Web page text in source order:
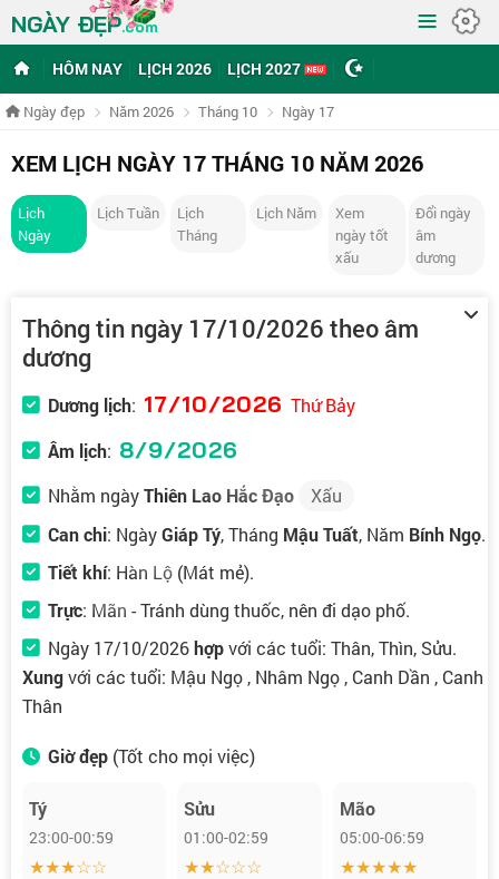
NGÀY ĐẸP.com ≡
HÔM NAY LỊCH 2026 LỊCH 2027
Ngày đẹp Năm 2026 Tháng 10 Ngày 17
XEM LỊCH NGÀY 17 THÁNG 10 NĂM 2026
Lịch
Ngày
Lịch Tuần
Lịch
Tháng
Lịch Năm
Xem
ngày tốt
xấu
Đổi ngày
âm
dương
Thông tin ngày 17/10/2026 theo âm
dương
Dương lịch: 17/10/2026 Thứ Bảy
Âm lịch: 8/9/2026
Nhằm ngàyThiên Lao Hắc Đạo
Xấu
Can chi: NgàyGiáp Tý, Tháng Mậu Tuất, Năm Bính Ngọ.
Tiết khí: Hàn Lộ (Mát mẻ).
Trực: Mãn - Tránh dùng thuốc, nên đi dạo phố.
Ngày 17/10/2026hợpvới các tuổi: Thân, Thìn, Sửu.
Xungvới các tuổi: Mậu Ngọ , Nhâm Ngọ , Canh Dần , Canh
Thân
Giờ đẹp (Tốt cho mọi việc)
Tý
23:00-00:59
★★★☆☆
Sửu
01:00-02:59
★★☆☆☆
Mão
05:00-06:59
★★★★★